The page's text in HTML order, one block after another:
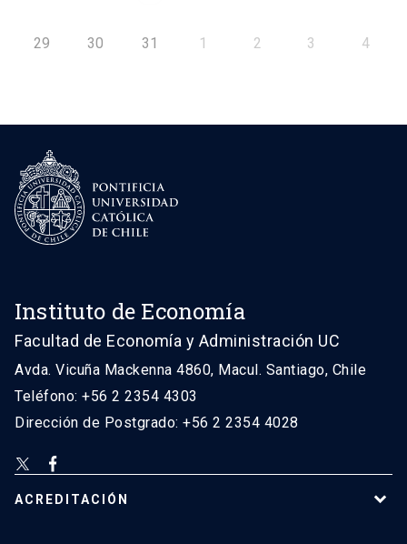
29 30 31 1 2 3 4
Instituto de Economía
Facultad de Economía y Administración UC
Avda. Vicuña Mackenna 4860, Macul. Santiago, Chile
Teléfono: +56 2 2354 4303
Dirección de Postgrado: +56 2 2354 4028
ACREDITACIÓN